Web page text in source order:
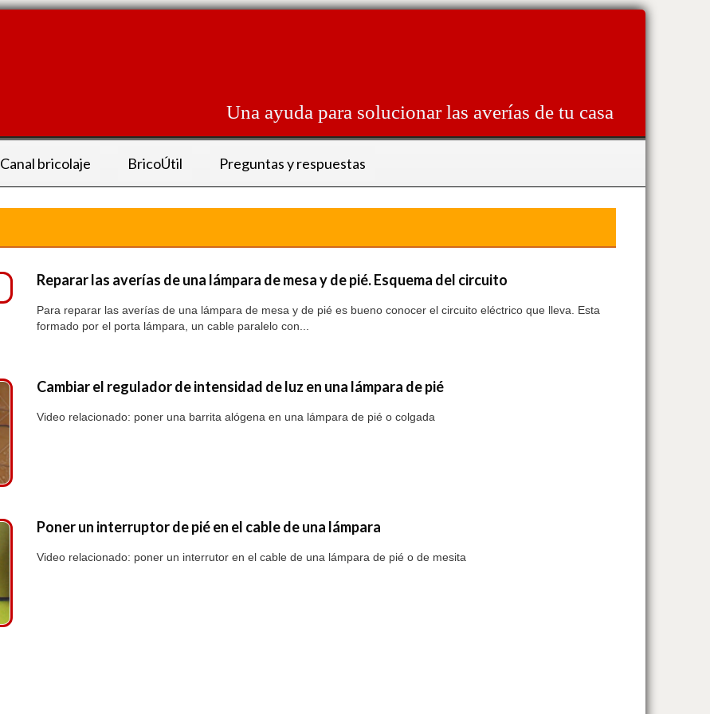
Una ayuda para solucionar las averías de tu casa
Canal bricolaje BricoÚtil Preguntas y respuestas
Reparar las averías de una lámpara de mesa y de pié. Esquema del circuito
Para reparar las averías de una lámpara de mesa y de pié es bueno conocer el circuito eléctrico que lleva. Esta
formado por el porta lámpara, un cable paralelo con...
Cambiar el regulador de intensidad de luz en una lámpara de pié
Video relacionado: poner una barrita alógena en una lámpara de pié o colgada
Poner un interruptor de pié en el cable de una lámpara
Video relacionado: poner un interrutor en el cable de una lámpara de pié o de mesita